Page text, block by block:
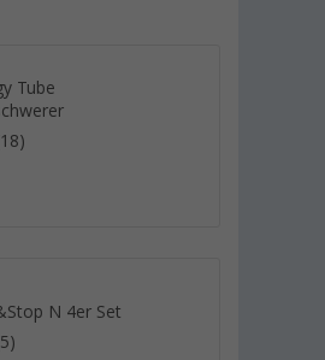
Tube
N 4er Set